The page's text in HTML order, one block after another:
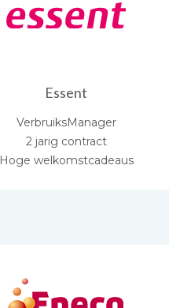
Essent
VerbruiksManager
2 jarig contract
Hoge welkomstcadeaus